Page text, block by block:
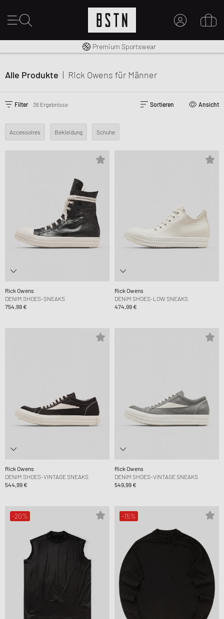
EINEN ACCOUNT ERSTELLEN
Kostenloser Versand nach DE ab € 70
Premium Sportswear
14 Tage Rückgaberecht
Alle Produkte | Rick Owens für Männer
Filter 36 Ergebnisse Sortieren Ansicht
Accessoires Bekleidung Schuhe
Rick Owens
DENIM SHOES-SNEAKS
754,99 €
Rick Owens
DENIM SHOES-LOW SNEAKS
474,99 €
Rick Owens
DENIM SHOES-VINTAGE SNEAKS
544,99 €
Rick Owens
DENIM SHOES-VINTAGE SNEAKS
549,99 €
-20% -15%